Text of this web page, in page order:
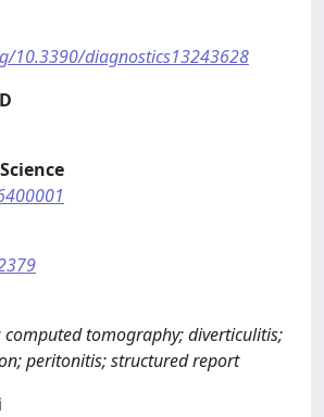
10.3390/diagnostics13243628
computed tomography; diverticulitis;
peritonitis; structured report